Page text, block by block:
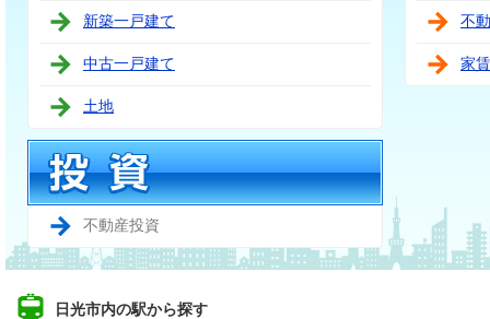
新築一戸建て
中古一戸建て
土地
不動産投資
不
家
日光市内の駅から探す